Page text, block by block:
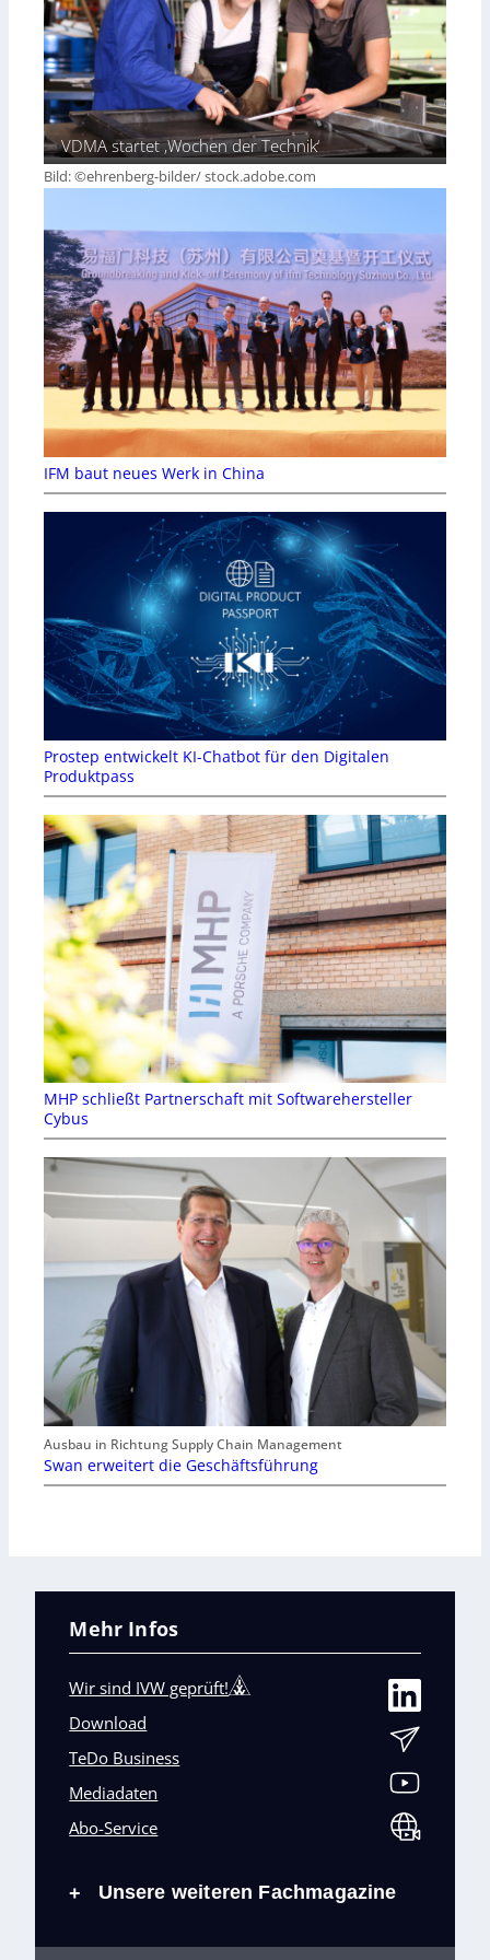
VDMA startet ‚Wochen der Technik‘
Bild: ©ehrenberg-bilder/ stock.adobe.com
IFM baut neues Werk in China
Prostep entwickelt KI-Chatbot für den Digitalen
Produktpass
MHP schließt Partnerschaft mit Softwarehersteller
Cybus
Ausbau in Richtung Supply Chain Management
Swan erweitert die Geschäftsführung
Mehr Infos
Wir sind IVW geprüft!
Download
TeDo Business
Mediadaten
Abo-Service
+ Unsere weiteren Fachmagazine